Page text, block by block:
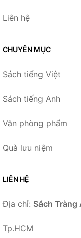
Liên hệ
CHUYÊN MỤC
Sách tiếng Việt
Sách tiếng Anh
Văn phòng phẩm
Quà lưu niệm
LIÊN HỆ
Địa chỉ: Sách Tràng
Tp.HCM